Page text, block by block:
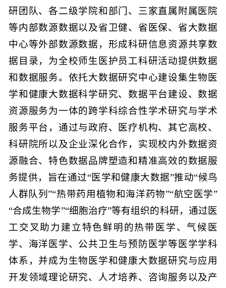
研团队、各二级学院和部门、三家直属附属医院
等内部数源数据以及省卫健、省医保、省大数据
中心等外部数源数据，形成科研信息资源共享数
据目录，为全校师生医护员工科研活动提供数据
和数据服务。依托大数据研究中心建设集生物医
学和健康大数据科学研究、数据平台建设、数据
资源服务为一体的跨学科综合性学术研究与学术
服务平台，通过与政府、医疗机构、其它高校、
科研院所以及企业深化合作，实现校内外数据资
源融合、特色数据品牌塑造和精准高效的数据服
务提供，旨在通过“医学和健康大数据”推动“候鸟
人群队列”“热带药用植物和海洋药物”“航空医学”
“合成生物学”“细胞治疗”等有组织的科研，通过医
工交叉助力建立特色鲜明的热带医学、气候医
学、海洋医学、公共卫生与预防医学等医学学科
体系，并成为生物医学和健康大数据研究与应用
开发领域理论研究、人才培养、咨询服务以及产